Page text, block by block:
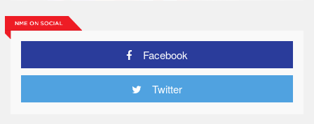
Facebook
Twitter